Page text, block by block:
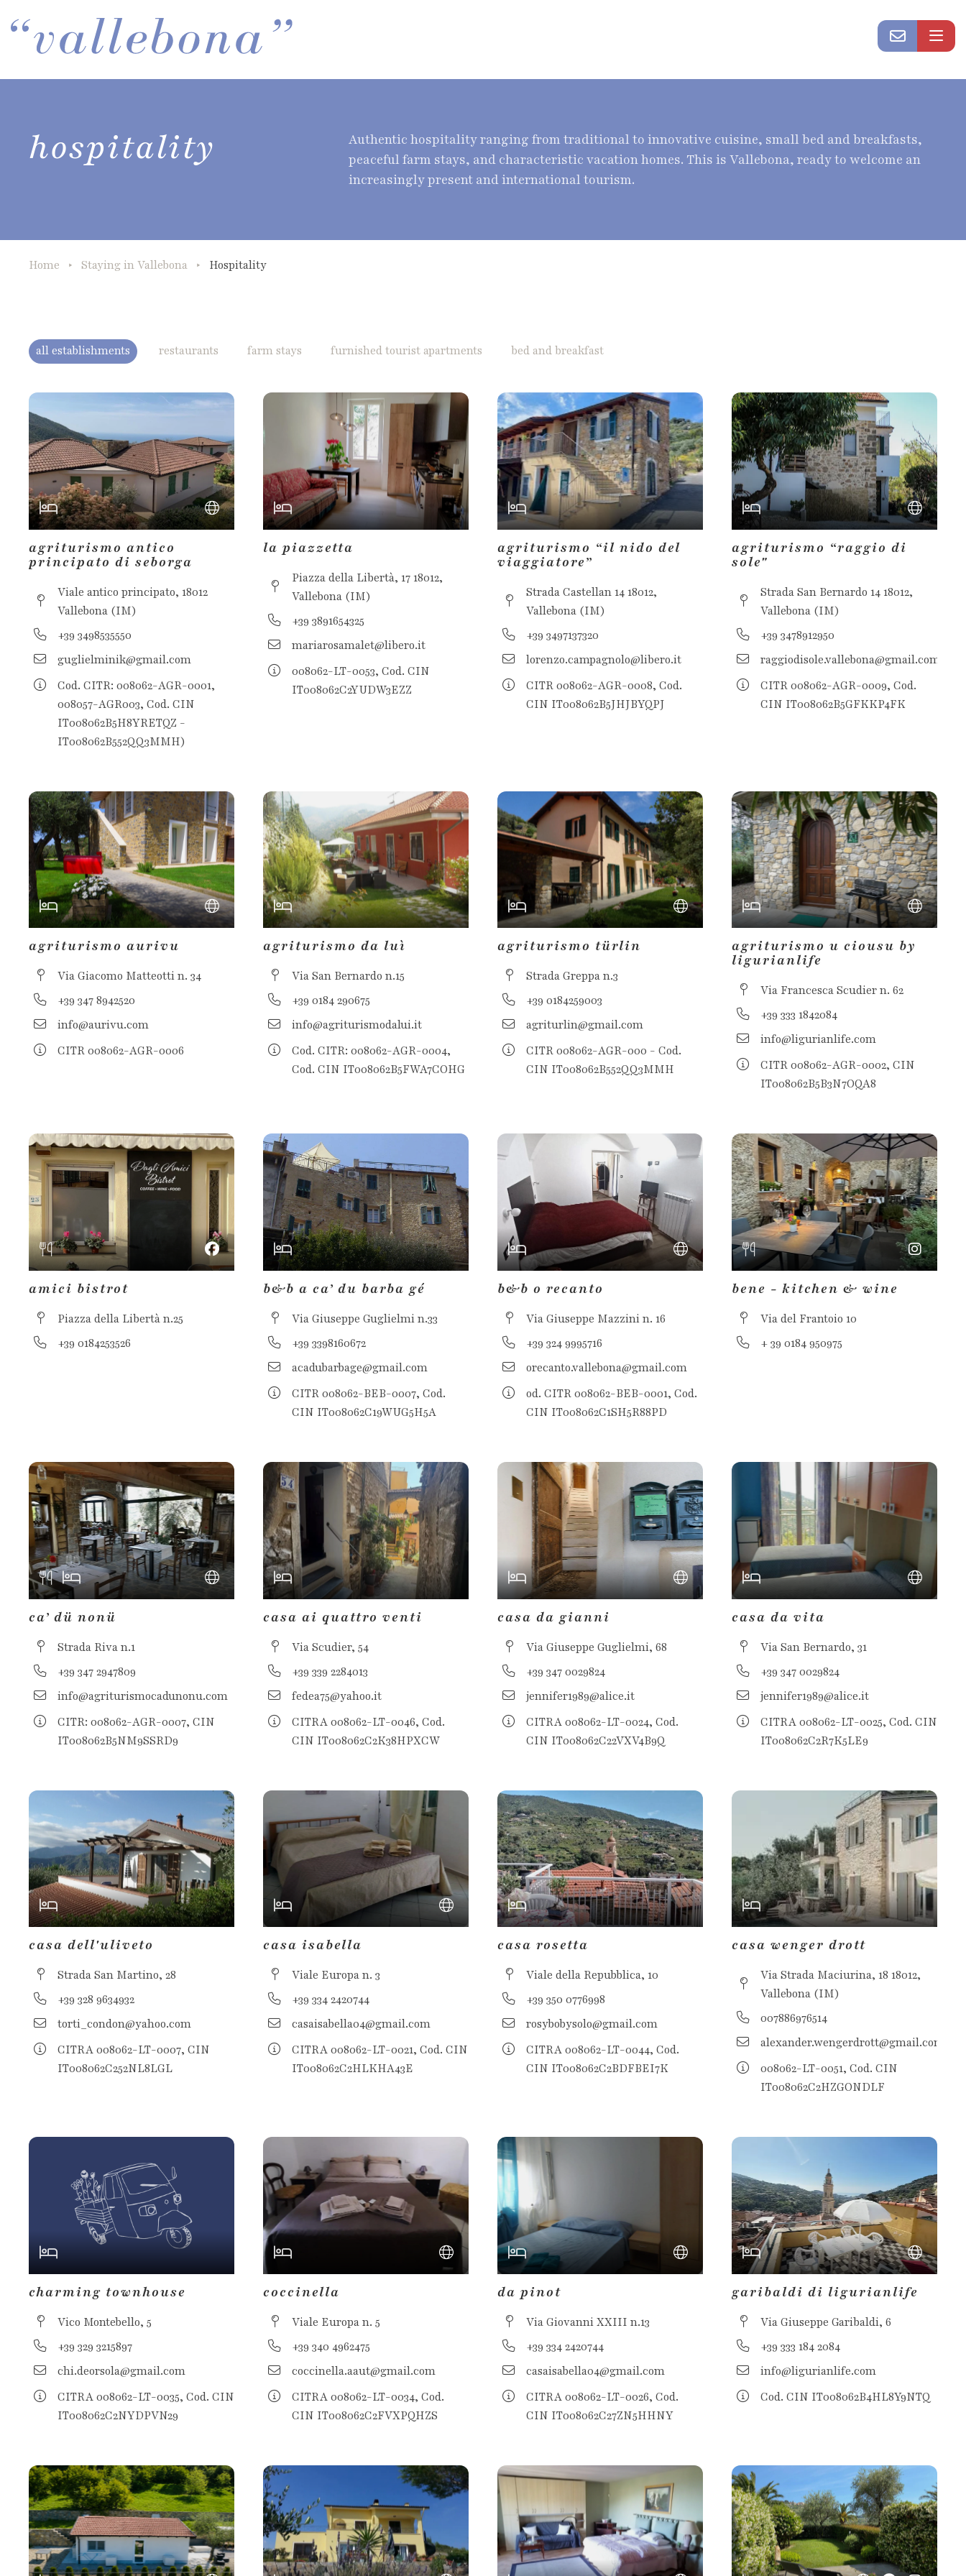
hospitality
Authentic hospitality ranging from traditional to innovative cuisine, small bed and breakfasts,
peaceful farm stays, and characteristic vacation homes. This is Vallebona, ready to welcome an
increasingly present and international tourism.
Home Staying in Vallebona Hospitality
all establishments restaurants farm stays furnished tourist apartments bed and breakfast
agriturismo antico
principato di seborga
Viale antico principato, 18012
Vallebona (IM)
+39 3498535550
guglielminik@gmail.com
Cod. CITR: 008062-AGR-0001,
008057-AGR003, Cod. CIN
IT008062B5H8YRETQZ -
IT008062B552QQ3MMH)
la piazzetta
Piazza della Libertà, 17 18012,
Vallebona (IM)
+39 3891654325
mariarosamalet@libero.it
008062-LT-0053, Cod. CIN
IT008062C2YUDW3EZZ
agriturismo “il nido del
viaggiatore”
Strada Castellan 14 18012,
Vallebona (IM)
+39 3497137320
lorenzo.campagnolo@libero.it
CITR 008062-AGR-0008, Cod.
CIN IT008062B5JHJBYQPJ
agriturismo “raggio di
sole"
Strada San Bernardo 14 18012,
Vallebona (IM)
+39 3478912950
raggiodisole.vallebona@gmail.com
CITR 008062-AGR-0009, Cod.
CIN IT008062B5GFKKP4FK
agriturismo aurivu
Via Giacomo Matteotti n. 34
+39 347 8942520
info@aurivu.com
CITR 008062-AGR-0006
agriturismo da luì
Via San Bernardo n.15
+39 0184 290675
info@agriturismodalui.it
Cod. CITR: 008062-AGR-0004,
Cod. CIN IT008062B5FWA7COHG
agriturismo türlin
Strada Greppa n.3
+39 0184259003
agriturlin@gmail.com
CITR 008062-AGR-000 - Cod.
CIN IT008062B552QQ3MMH
agriturismo u ciousu by
ligurianlife
Via Francesca Scudier n. 62
+39 333 1842084
info@ligurianlife.com
CITR 008062-AGR-0002, CIN
IT008062B5B3N7OQA8
amici bistrot
Piazza della Libertà n.25
+39 0184253526
b&b a ca’ du barba gé
Via Giuseppe Guglielmi n.33
+39 3398160672
acadubarbage@gmail.com
CITR 008062-BEB-0007, Cod.
CIN IT008062C19WUG5H5A
b&b o recanto
Via Giuseppe Mazzini n. 16
+39 324 9995716
orecanto.vallebona@gmail.com
od. CITR 008062-BEB-0001, Cod.
CIN IT008062C1SH5R88PD
bene - kitchen & wine
Via del Frantoio 10
+ 39 0184 950975
ca’ dü nonü
Strada Riva n.1
+39 347 2947809
info@agriturismocadunonu.com
CITR: 008062-AGR-0007, CIN
IT008062B5NM9SSRD9
casa ai quattro venti
Via Scudier, 54
+39 339 2284013
fedea75@yahoo.it
CITRA 008062-LT-0046, Cod.
CIN IT008062C2K38HPXCW
casa da gianni
Via Giuseppe Guglielmi, 68
+39 347 0029824
jennifer1989@alice.it
CITRA 008062-LT-0024, Cod.
CIN IT008062C22VXV4B9Q
casa da vita
Via San Bernardo, 31
+39 347 0029824
jennifer1989@alice.it
CITRA 008062-LT-0025, Cod. CIN
IT008062C2R7K5LE9
casa dell'uliveto
Strada San Martino, 28
+39 328 9634932
torti_condon@yahoo.com
CITRA 008062-LT-0007, CIN
IT008062C252NL8LGL
casa isabella
Viale Europa n. 3
+39 334 2420744
casaisabella04@gmail.com
CITRA 008062-LT-0021, Cod. CIN
IT008062C2HLKHA43E
casa rosetta
Viale della Repubblica, 10
+39 350 0776998
rosybobysolo@gmail.com
CITRA 008062-LT-0044, Cod.
CIN IT008062C2BDFBEI7K
casa wenger drott
Via Strada Maciurina, 18 18012,
Vallebona (IM)
007886976514
alexander.wengerdrott@gmail.com
008062-LT-0051, Cod. CIN
IT008062C2HZGONDLF
charming townhouse
Vico Montebello, 5
+39 329 3215897
chi.deorsola@gmail.com
CITRA 008062-LT-0035, Cod. CIN
IT008062C2NYDPVN29
coccinella
Viale Europa n. 5
+39 340 4962475
coccinella.aaut@gmail.com
CITRA 008062-LT-0034, Cod.
CIN IT008062C2FVXPQHZS
da pinot
Via Giovanni XXIII n.13
+39 334 2420744
casaisabella04@gmail.com
CITRA 008062-LT-0026, Cod.
CIN IT008062C27ZN5HHNY
garibaldi di ligurianlife
Via Giuseppe Garibaldi, 6
+39 333 184 2084
info@ligurianlife.com
Cod. CIN IT008062B4HL8Y9NTQ